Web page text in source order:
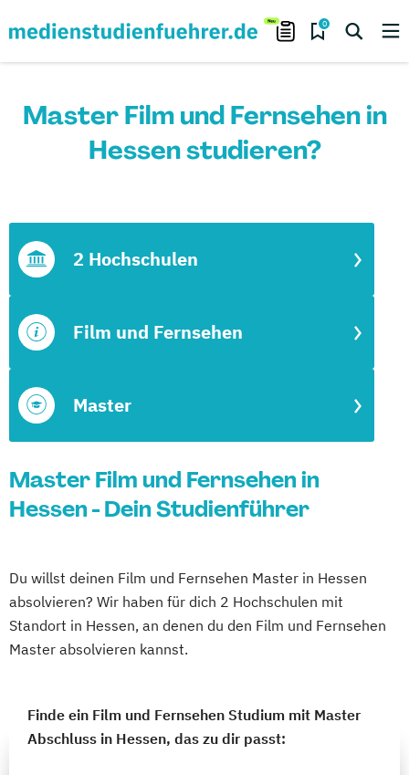
0
Master Film und Fernsehen in
Hessen studieren?
Master
Film und Fernsehen
2 Hochschulen
Master Film und Fernsehen in
Hessen - Dein Studienführer
Du willst deinen Film und Fernsehen Master in Hessen
absolvieren? Wir haben für dich 2 Hochschulen mit
Standort in Hessen, an denen du den Film und Fernsehen
Master absolvieren kannst.
Finde ein Film und Fernsehen Studium mit Master
Abschluss in Hessen, das zu dir passt: